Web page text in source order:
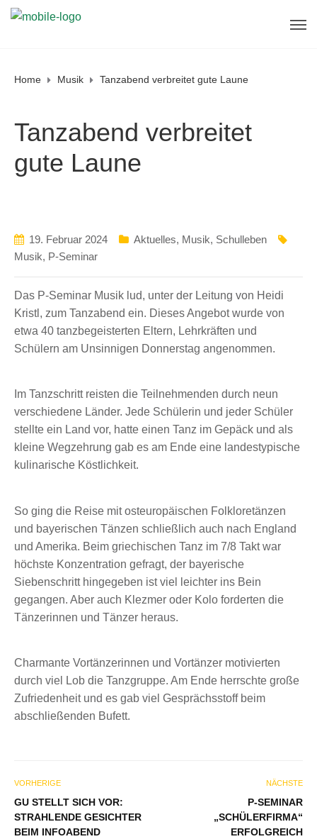
Home Musik Tanzabend verbreitet gute Laune
Tanzabend verbreitet
gute Laune
19. Februar 2024 Aktuelles, Musik, Schulleben
Musik, P-Seminar
Das P-Seminar Musik lud, unter der Leitung von Heidi
Kristl, zum Tanzabend ein. Dieses Angebot wurde von
etwa 40 tanzbegeisterten Eltern, Lehrkräften und
Schülern am Unsinnigen Donnerstag angenommen.
Im Tanzschritt reisten die Teilnehmenden durch neun
verschiedene Länder. Jede Schülerin und jeder Schüler
stellte ein Land vor, hatte einen Tanz im Gepäck und als
kleine Wegzehrung gab es am Ende eine landestypische
kulinarische Köstlichkeit.
So ging die Reise mit osteuropäischen Folkloretänzen
und bayerischen Tänzen schließlich auch nach England
und Amerika. Beim griechischen Tanz im 7/8 Takt war
höchste Konzentration gefragt, der bayerische
Siebenschritt hingegeben ist viel leichter ins Bein
gegangen. Aber auch Klezmer oder Kolo forderten die
Tänzerinnen und Tänzer heraus.
Charmante Vortänzerinnen und Vortänzer motivierten
durch viel Lob die Tanzgruppe. Am Ende herrschte große
Zufriedenheit und es gab viel Gesprächsstoff beim
abschließenden Bufett.
VORHERIGE
GU STELLT SICH VOR:
STRAHLENDE GESICHTER
BEIM INFOABEND
NÄCHSTE
P-SEMINAR
„SCHÜLERFIRMA“
ERFOLGREICH